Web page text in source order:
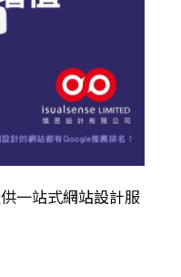
一站式網站設計服